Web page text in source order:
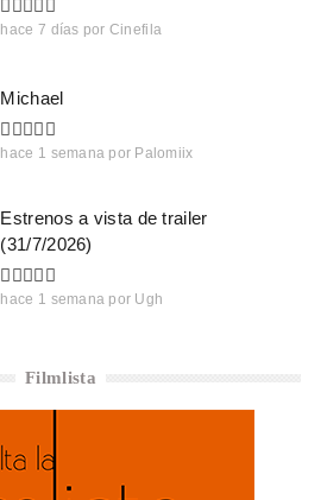
hace 7 días por Cinefila
Michael
hace 1 semana por Palomiix
Estrenos a vista de trailer
(31/7/2026)
hace 1 semana por Ugh
Filmlista